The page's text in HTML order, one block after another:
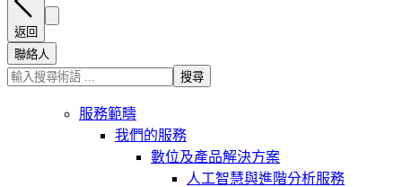
返回
聯絡人
搜尋
服務範疇
我們的服務
數位及產品解決方案
人工智慧與進階分析服務